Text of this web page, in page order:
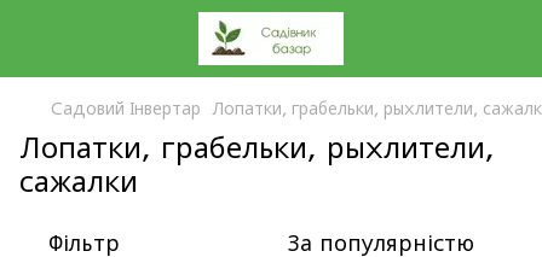
Садовий Інвертар Лопатки, грабельки, рыхлители,
Лопатки, грабельки, рыхлители,
сажалки
Фільтр За популярністю